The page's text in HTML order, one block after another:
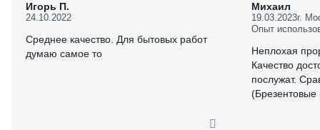
Игорь П.
24.10.2022
Среднее качество. Для бытовых работ
думаю самое то
Михаил
19.03.2023г.
Опыт
Неплохая
Качество
послужат.
(Брезентовые